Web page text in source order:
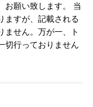
お願い致します。 当
ますが、記載される
ません。万が一、ト
切行っておりません